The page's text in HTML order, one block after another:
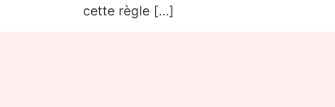
cette règle […]